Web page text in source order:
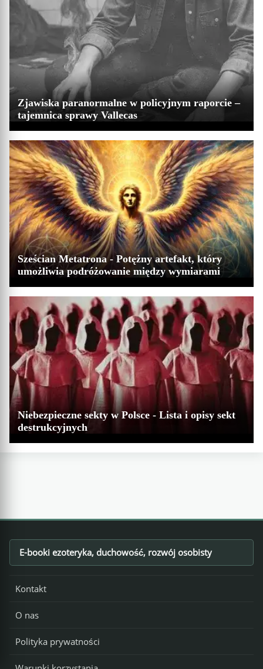
Zjawiska paranormalne w policyjnym raporcie –
tajemnica sprawy Vallecas
Sześcian Metatrona - Potężny artefakt, który
umożliwia podróżowanie między wymiarami
Niebezpieczne sekty w Polsce - Lista i opisy sekt
destrukcyjnych
Footer
E-booki ezoteryka, duchowość, rozwój osobisty
Kontakt
O nas
Polityka prywatności